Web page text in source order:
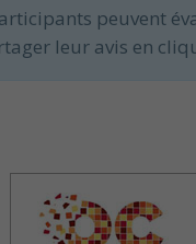
peuvent
leur avis en